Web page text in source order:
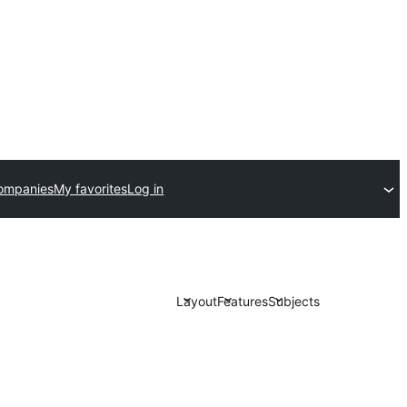
My favoritesLog in
LayoutFeaturesSubjects